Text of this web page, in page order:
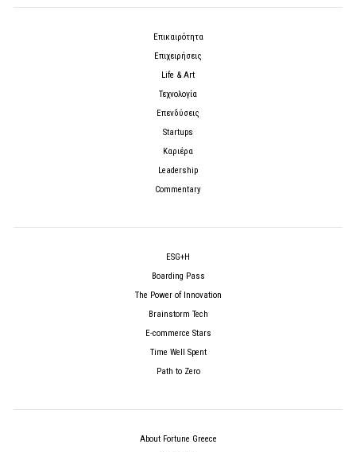
Επικαιρότητα
Επιχειρήσεις
Life & Art
Τεχνολογία
Επενδύσεις
Startups
Καριέρα
Leadership
Commentary
ESG+H
Boarding Pass
The Power of Innovation
Brainstorm Tech
E-commerce Stars
Time Well Spent
Path to Zero
About Fortune Greece